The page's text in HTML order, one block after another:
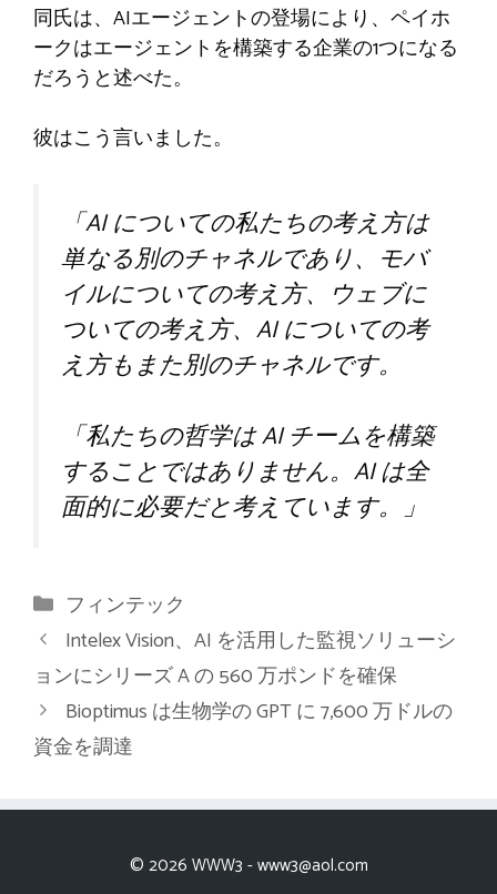
同氏は、AIエージェントの登場により、ペイホ
ークはエージェントを構築する企業の1つになる
だろうと述べた。
彼はこう言いました。
「AI についての私たちの考え方は
単なる別のチャネルであり、モバ
イルについての考え方、ウェブに
ついての考え方、AI についての考
え方もまた別のチャネルです。
「私たちの哲学は AI チームを構築
することではありません。AI は全
面的に必要だと考えています。」
カ
テ
ゴ
リ
ー
フィンテック
Intelex Vision、AI を活用した監視ソリューシ
ョンにシリーズ A の 560 万ポンドを確保
Bioptimus は生物学の GPT に 7,600 万ドルの
資金を調達
© 2026 WWW3 -www3@aol.com